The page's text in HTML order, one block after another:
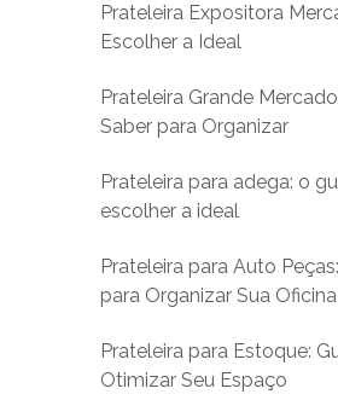
Prateleira Expositora
Escolher a Ideal
Prateleira Grande
Saber para Organizar
Prateleira para adega: o
escolher a ideal
Prateleira para Auto
para Organizar Sua Oficina
Prateleira para Estoque:
Otimizar Seu Espaço